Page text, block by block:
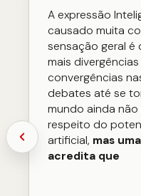
A expressão
causado muita
sensação geral é
mais
convergências
debates até se
mundo ainda
respeito do
artificial, mas
acredita que